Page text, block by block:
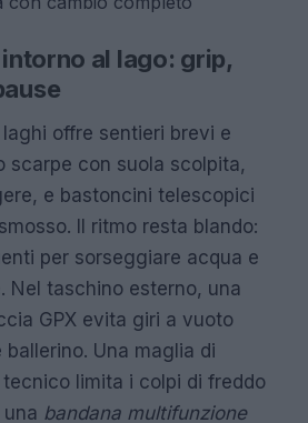
al lago: grip,
laghi offre sentieri brevi e
scarpe con suola scolpita,
e bastoncini telescopici
Il ritmo resta blando:
per sorseggiare acqua e
Nel taschino esterno, una
GPX evita giri a vuoto
Una maglia di
limita i colpi di freddo
bandana multifunzione